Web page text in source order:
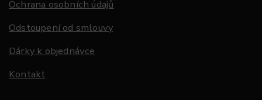
Ochrana osobních údajů
Odstoupení od smlouvy
Dárky k objednávce
Kontakt